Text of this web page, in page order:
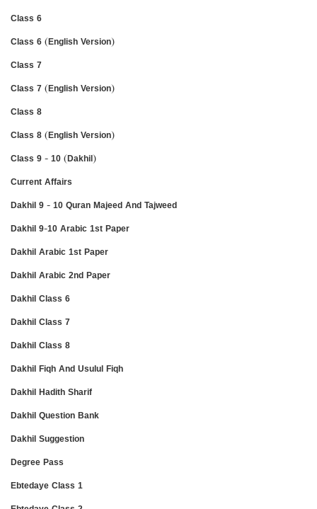
Class 6
Class 6 (English Version)
Class 7
Class 7 (English Version)
Class 8
Class 8 (English Version)
Class 9 - 10 (Dakhil)
Current Affairs
Dakhil 9 - 10 Quran Majeed And Tajweed
Dakhil 9-10 Arabic 1st Paper
Dakhil Arabic 1st Paper
Dakhil Arabic 2nd Paper
Dakhil Class 6
Dakhil Class 7
Dakhil Class 8
Dakhil Fiqh And Usulul Fiqh
Dakhil Hadith Sharif
Dakhil Question Bank
Dakhil Suggestion
Degree Pass
Ebtedaye Class 1